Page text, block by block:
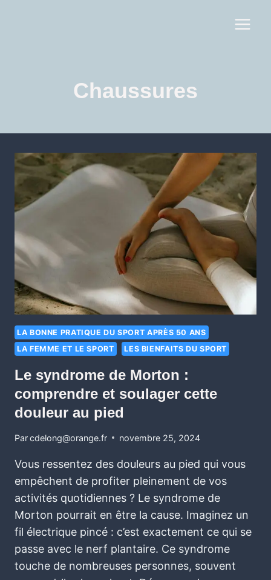
Chaussures
LA BONNE PRATIQUE DU SPORT APRÈS 50 ANS
LA FEMME ET LE SPORT
LES BIENFAITS DU SPORT
Le syndrome de Morton :
comprendre et soulager cette
douleur au pied
Parcdelong@orange.fr novembre 25, 2024
Vous ressentez des douleurs au pied qui vous
empêchent de profiter pleinement de vos
activités quotidiennes ? Le syndrome de
Morton pourrait en être la cause. Imaginez un
fil électrique pincé : c’est exactement ce qui se
passe avec le nerf plantaire. Ce syndrome
touche de nombreuses personnes, souvent